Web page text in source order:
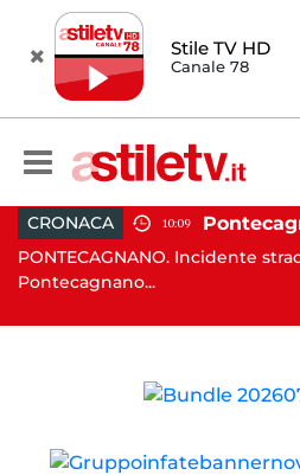
Stile TV HD
Canale 78
CRONACA 10:09
PONTECAGNANO. Incidente
Pontecagnano...